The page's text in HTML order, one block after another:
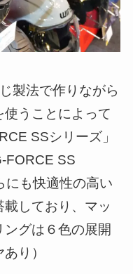
製法で作りながら
うことによって
SSシリーズ」
FORCE SS
にも快適性の高い
しており、マッ
ングは６色の展開
り）